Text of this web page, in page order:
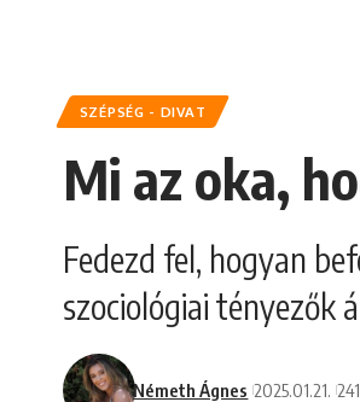
SZÉPSÉG - DIVAT
Mi az oka,
Fedezd fel, hogyan
szociológiai tényezők
Németh Ágnes 2025.01.21.